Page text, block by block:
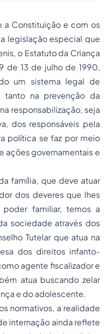
a Constituição e com os
legislação especial que
o Estatuto da Criança
de 13 de julho de 1990,
um sistema legal de
tanto na prevenção da
responsabilização, seja
dos responsáveis pela
política se faz por meio
ações governamentais e
família, que deve atuar
dos deveres que lhes
familiar, temos a
sociedade através dos
Tutelar que atua na
dos direitos infanto-
agente fiscalizador e
atua buscando zelar
e do adolescente.
normativos, a realidade
internação ainda reflete